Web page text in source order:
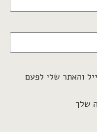
והאתר שלי לפעם
שלך